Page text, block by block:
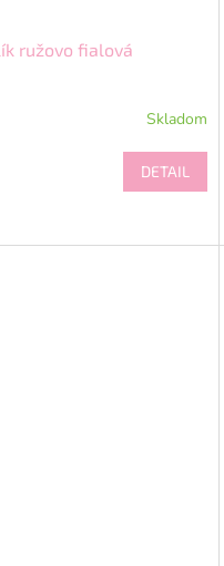
ružovo fialová
Skladom
DETAIL